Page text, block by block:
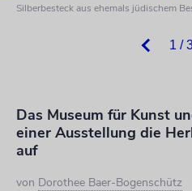
1 /
Silberbesteck aus ehemals jüdischem
Das Museum für Kunst
einer Ausstellung die
auf
von Dorothee Baer-Bogenschütz